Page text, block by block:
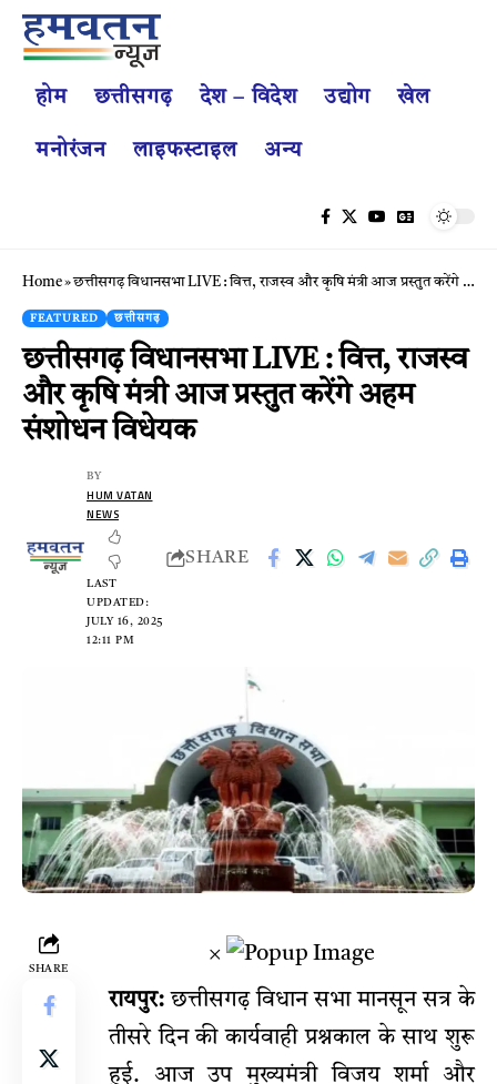
होम छत्तीसगढ़ देश – विदेश उद्योग खेल
मनोरंजन लाइफस्टाइल अन्य
Home»छत्तीसगढ़ विधानसभा LIVE : वित्त, राजस्व और कृषि मंत्री आज प्रस्तुत करेंगे अहम संशोधन विधेयक
FEATURED छत्तीसगढ़
छत्तीसगढ़ विधानसभा LIVE : वित्त, राजस्व
और कृषि मंत्री आज प्रस्तुत करेंगे अहम
संशोधन विधेयक
LAST
UPDATED:
JULY 16, 2025
12:11 PM
BY
HUM VATAN
NEWS
SHARE
SHARE
×
रायपुर: छत्तीसगढ़ विधान सभा मानसून सत्र के
तीसरे दिन की कार्यवाही प्रश्नकाल के साथ शुरू
हुई. आज उप मुख्यमंत्री विजय शर्मा और